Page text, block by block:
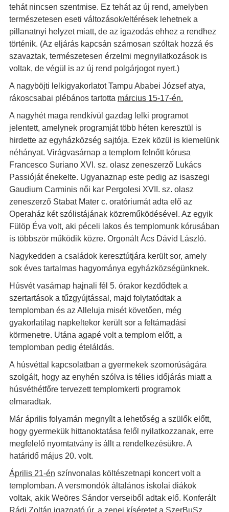
tehát nincsen szentmise. Ez tehát az új rend, amelyben
természetesen eseti változások/eltérések lehetnek a
pillanatnyi helyzet miatt, de az igazodás ehhez a rendhez
történik. (Az eljárás kapcsán számosan szóltak hozzá és
szavaztak, természetesen érzelmi megnyilatkozások is
voltak, de végül is az új rend polgárjogot nyert.)
A nagyböjti lelkigyakorlatot Tampu Ababei József atya,
rákoscsabai plébános tartotta március 15-17-én.
A nagyhét maga rendkívül gazdag lelki programot
jelentett, amelynek programját több héten keresztül is
hirdette az egyházközség sajtója. Ezek közül is kiemelünk
néhányat. Virágvasárnap a templom felnőtt kórusa
Francesco Suriano XVI. sz. olasz zeneszerző Lukács
Passióját énekelte. Ugyanaznap este pedig az isaszegi
Gaudium Carminis női kar Pergolesi XVII. sz. olasz
zeneszerző Stabat Mater c. oratóriumát adta elő az
Operaház két szólistájának közreműködésével. Az egyik
Fülöp Éva volt, aki péceli lakos és templomunk kórusában
is többször működik közre. Orgonált Ács Dávid László.
Nagykedden a családok keresztútjára került sor, amely
sok éves tartalmas hagyománya egyházközségünknek.
Húsvét vasárnap hajnali fél 5. órakor kezdődtek a
szertartások a tűzgyújtással, majd folytatódtak a
templomban és az Alleluja misét követően, még
gyakorlatilag napkeltekor került sor a feltámadási
körmenetre. Utána agapé volt a templom előtt, a
templomban pedig ételáldás.
A húsvéttal kapcsolatban a gyermekek szomorúságára
szolgált, hogy az enyhén szólva is télies időjárás miatt a
húsvéthétfőre tervezett templomkerti programok
elmaradtak.
Már április folyamán megnyílt a lehetőség a szülők előtt,
hogy gyermekük hittanoktatása felől nyilatkozzanak, erre
megfelelő nyomtatvány is állt a rendelkezésükre. A
határidő május 20. volt.
Április 21-én színvonalas költészetnapi koncert volt a
templomban. A versmondók általános iskolai diákok
voltak, akik Weöres Sándor verseiből adtak elő. Konferált
Rádi Zoltán igazgató úr, a zenei kíséretet a SzerBuSz